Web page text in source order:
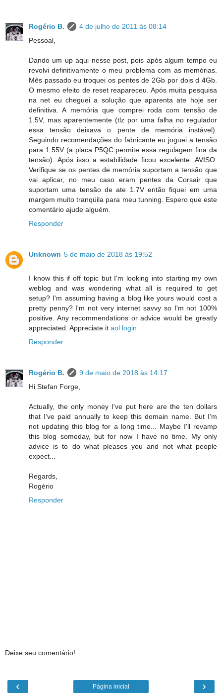
Rogério B.
4 de julho de 2011 às 08:14
Pessoal,
Dando um up aqui nesse post, pois após algum tempo eu
revolvi definitivamente o meu problema com as memórias.
Mês passado eu troquei os pentes de 2Gb por dois d 4Gb.
O mesmo efeito de reset reapareceu. Após muita pesquisa
na net eu cheguei a solução que aparenta ate hoje ser
definitiva. A memória que comprei roda com tensão de
1.5V, mas aparentemente (tlz por uma falha no regulador
essa tensão deixava o pente de memória instável).
Seguindo recomendações do fabricante eu joguei a tensão
para 1.55V (a placa P5QC permite essa regulagem fina da
tensão). Após isso a estabilidade ficou excelente. AVISO:
Verifique se os pentes de memória suportam a tensão que
vai aplicar, no meu caso eram pentes da Corsair que
suportam uma tensão de ate 1.7V então fiquei em uma
margem muito tranqüila para meu tunning. Espero que este
comentário ajude alguém.
Responder
Unknown 5 de maio de 2018 às 19:52
I know this if off topic but I'm looking into starting my own
weblog and was wondering what all is required to get
setup? I'm assuming having a blog like yours would cost a
pretty penny? I'm not very internet savvy so I'm not 100%
positive. Any recommendations or advice would be greatly
appreciated. Appreciate it aol login
Responder
Rogério B.
9 de maio de 2018 às 14:17
Hi Stefan Forge,
Actually, the only money I've put here are the ten dollars
that I've paid annually to keep this domain name. But I'm
not updating this blog for a long time... Maybe I'll revamp
this blog someday, but for now I have no time. My only
advice is to do what pleases you and not what people
expect...
Regards,
Rogério
Responder
Deixe seu comentário!
‹ ›
Página inicial